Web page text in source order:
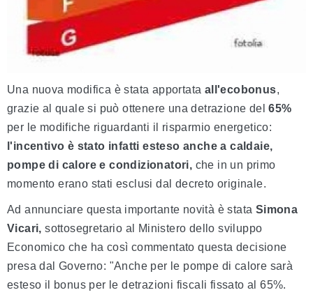
Una nuova modifica è stata apportata all'ecobonus,
grazie al quale si può ottenere una detrazione del65%
per le modifiche riguardanti il risparmio energetico:
l'incentivo è stato infatti esteso anche a caldaie,
pompe di calore e condizionatori, che in un primo
momento erano stati esclusi dal decreto originale.
Ad annunciare questa importante novità è stata Simona
Vicari, sottosegretario al Ministero dello sviluppo
Economico che ha così commentato questa decisione
presa dal Governo: "Anche per le pompe di calore sarà
esteso il bonus per le detrazioni fiscali fissato al 65%.